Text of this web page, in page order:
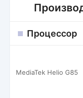
Процессор
MediaTek Helio G85